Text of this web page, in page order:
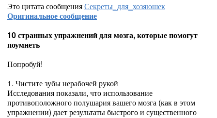
Это цитата сообщенияСекреты_для_хозяюшек
Оригинальное сообщение
10 странных упражнений для мозга, которые помогут
поумнеть
Попробуй!
1. Чистите зубы нерабочей рукой
Исследования показали, что использование
противоположного полушария вашего мозга (как в этом
упражнении) дает результаты быстрого и существенного